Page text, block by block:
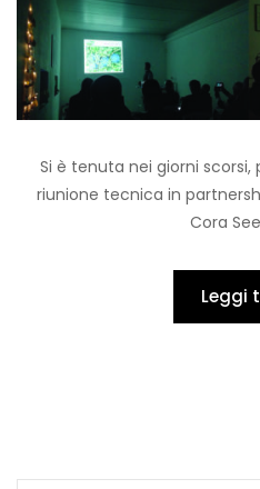
Si è tenuta nei giorni scorsi,
riunione tecnica in
Cora
Leggi